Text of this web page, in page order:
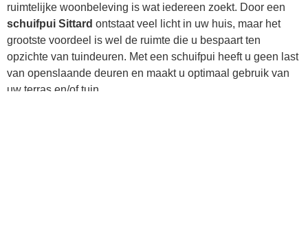
ruimtelijke woonbeleving is wat iedereen zoekt. Door een
schuifpui Sittard ontstaat veel licht in uw huis, maar het
grootste voordeel is wel de ruimte die u bespaart ten
opzichte van tuindeuren. Met een schuifpui heeft u geen last
van openslaande deuren en maakt u optimaal gebruik van
uw terras en/of tuin.